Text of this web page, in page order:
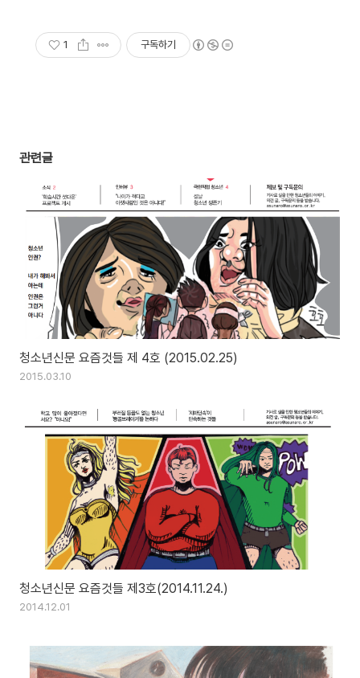
1 구독하기
관련글
청소년신문 요즘것들 제 4호 (2015.02.25)
2015.03.10
청소년신문 요즘것들 제3호(2014.11.24.)
2014.12.01